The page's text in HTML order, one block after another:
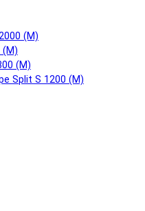
(М)
(М)
(М)
Split S 1200 (М)